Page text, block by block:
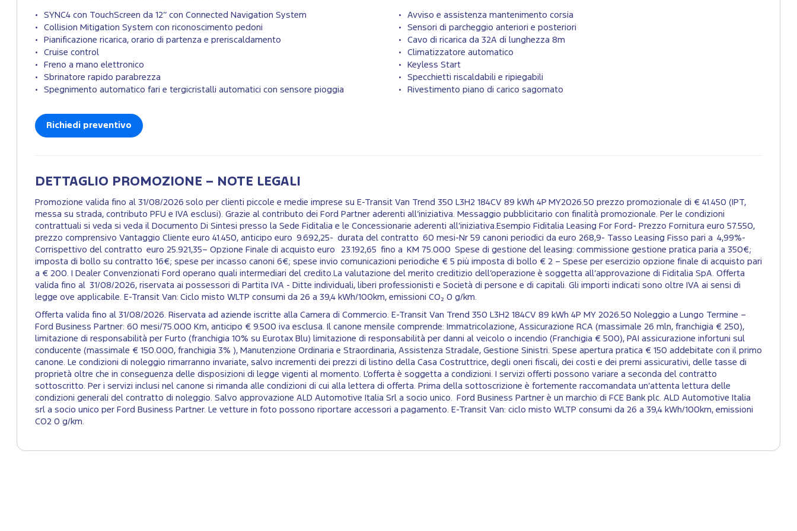
SYNC4 con TouchScreen da 12’’ con Connected Navigation System
Avviso e assistenza mantenimento corsia
Collision Mitigation System con riconoscimento pedoni
Sensori di parcheggio anteriori e posteriori
Pianificazione ricarica, orario di partenza e preriscaldamento
Cavo di ricarica da 32A di lunghezza 8m
Cruise control
Climatizzatore automatico
Freno a mano elettronico
Keyless Start
Sbrinatore rapido parabrezza
Specchietti riscaldabili e ripiegabili
Spegnimento automatico fari e tergicristalli automatici con sensore pioggia
Rivestimento piano di carico sagomato
Richiedi preventivo
DETTAGLIO PROMOZIONE – NOTE LEGALI
Promozione valida fino al 31/08/2026 solo per clienti piccole e medie imprese su E-Transit Van Trend 350 L3H2 184CV 89 kWh 4P MY2026.50 prezzo promozionale di € 41.450 (IPT,
messa su strada, contributo PFU e IVA esclusi). Grazie al contributo dei Ford Partner aderenti all’iniziativa. Messaggio pubblicitario con finalità promozionale. Per le condizioni
contrattuali si veda si veda il Documento Di Sintesi presso la Sede Fiditalia e le Concessionarie aderenti all’iniziativa.Esempio Fiditalia Leasing For Ford- Prezzo Fornitura euro 57.550,
prezzo comprensivo Vantaggio Cliente euro 41.450, anticipo euro 9.692,25- durata del contratto 60 mesi-Nr 59 canoni periodici da euro 268,9- Tasso Leasing Fisso pari a 4,99%-
Corrispettivo del contratto euro 25.921,35– Opzione Finale di acquisto euro 23.192,65 fino a KM 75.000 Spese di gestione del leasing: commissione gestione pratica paria a 350€;
imposta di bollo su contratto 16€; spese per incasso canoni 6€; spese invio comunicazioni periodiche € 5 più imposta di bollo € 2 – Spese per esercizio opzione finale di acquisto pari
a € 200. I Dealer Convenzionati Ford operano quali intermediari del credito.La valutazione del merito creditizio dell’operazione è soggetta all’approvazione di Fiditalia SpA. Offerta
valida fino al 31/08/2026, riservata ai possessori di Partita IVA - Ditte individuali, liberi professionisti e Società di persone e di capitali. Gli importi indicati sono oltre IVA ai sensi di
legge ove applicabile. E-Transit Van: Ciclo misto WLTP consumi da 26 a 39,4 kWh/100km, emissioni CO₂ 0 g/km.​
Offerta valida fino al 31/08/2026. Riservata ad aziende iscritte alla Camera di Commercio. E-Transit Van Trend 350 L3H2 184CV 89 kWh 4P MY 2026.50 Noleggio a Lungo Termine –
Ford Business Partner: 60 mesi/75.000 Km, anticipo € 9.500 iva esclusa. Il canone mensile comprende: Immatricolazione, Assicurazione RCA (massimale 26 mln, franchigia € 250),
limitazione di responsabilità per Furto (franchigia 10% su Eurotax Blu) limitazione di responsabilità per danni al veicolo o incendio (Franchigia € 500), PAI assicurazione infortuni sul
conducente (massimale € 150.000, franchigia 3% ), Manutenzione Ordinaria e Straordinaria, Assistenza Stradale, Gestione Sinistri. Spese apertura pratica € 150 addebitate con il primo
canone. Le condizioni di noleggio rimarranno invariate, salvo incrementi dei prezzi di listino della Casa Costruttrice, degli oneri fiscali, dei costi e dei premi assicurativi, delle tasse di
proprietà oltre che in conseguenza delle disposizioni di legge vigenti al momento. L’offerta è soggetta a condizioni. I servizi offerti possono variare a seconda del contratto
sottoscritto. Per i servizi inclusi nel canone si rimanda alle condizioni di cui alla lettera di offerta. Prima della sottoscrizione è fortemente raccomandata un’attenta lettura delle
condizioni generali del contratto di noleggio. Salvo approvazione ALD Automotive Italia Srl a socio unico. Ford Business Partner è un marchio di FCE Bank plc. ALD Automotive Italia
srl a socio unico per Ford Business Partner. Le vetture in foto possono riportare accessori a pagamento. E-Transit Van: ciclo misto WLTP consumi da 26 a 39,4 kWh/100km, emissioni
CO2 0 g/km.